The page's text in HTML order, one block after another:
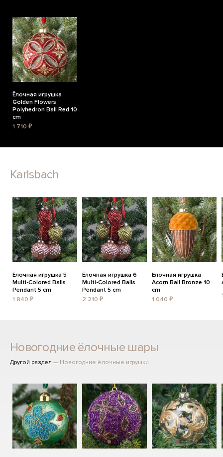
Ёлочная игрушка
Golden Flowers
Polyhedron Ball Red 10
cm
1 710 ₽
Karlsbach
Ёлочная игрушка 5
Multi-Colored Balls
Pendant 5 cm
1 840 ₽
Ёлочная игрушка 6
Multi-Colored Balls
Pendant 5 cm
2 210 ₽
Ёлочная игрушка
Acorn Ball Bronze 10
cm
1 040 ₽
Новогодние ёлочные шары
Другой раздел — Новогодние ёлочные игрушки